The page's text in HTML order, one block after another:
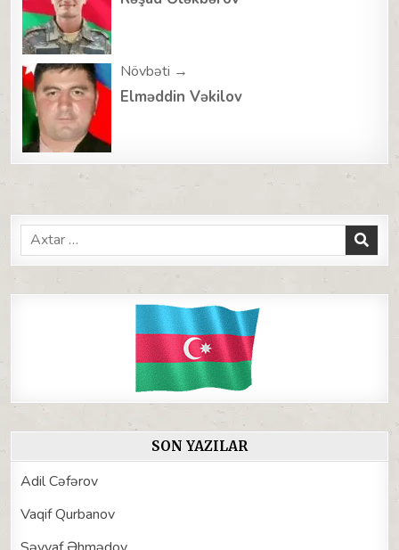
Növbəti →
Elməddin Vəkilov
Search
for:
SON YAZILAR
Adil Cəfərov
Vaqif Qurbanov